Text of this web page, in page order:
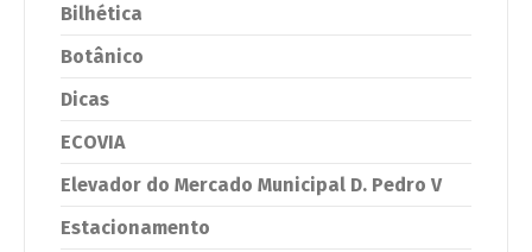
Bilhética
Botânico
Dicas
ECOVIA
Elevador do Mercado Municipal D. Pedro V
Estacionamento